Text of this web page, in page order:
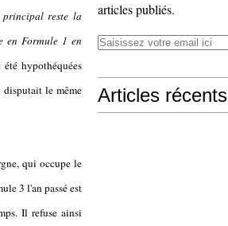
principal reste la
en Formule 1 en
hypothéquées
disputait le même
qui occupe le
3 l'an passé est
Il refuse ainsi
articles publiés.
Articles récents